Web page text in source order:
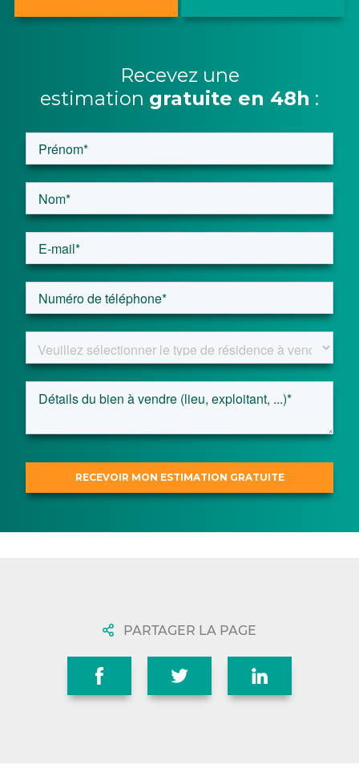
PARTAGER LA PAGE